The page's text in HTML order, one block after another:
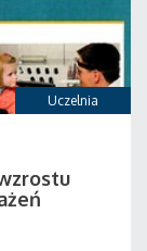
Uczelnia